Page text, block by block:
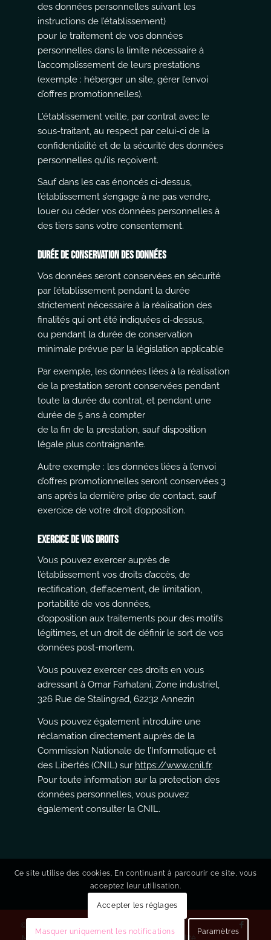
des données personnelles suivant les
instructions de l’établissement)
pour le traitement de vos données
personnelles dans la limite nécessaire à
l’accomplissement de leurs prestations
(exemple : héberger un site, gérer l’envoi
d’offres promotionnelles).
L’établissement veille, par contrat avec le
sous-traitant, au respect par celui-ci de la
confidentialité et de la sécurité des données
personnelles qu’ils reçoivent.
Sauf dans les cas énoncés ci-dessus,
l’établissement s’engage à ne pas vendre,
louer ou céder vos données personnelles à
des tiers sans votre consentement.
Durée de conservation des données
Vos données seront conservées en sécurité
par l’établissement pendant la durée
strictement nécessaire à la réalisation des
finalités qui ont été indiquées ci-dessus,
ou pendant la durée de conservation
minimale prévue par la législation applicable
Par exemple, les données liées à la réalisation
de la prestation seront conservées pendant
toute la durée du contrat, et pendant une
durée de 5 ans à compter
de la fin de la prestation, sauf disposition
légale plus contraignante.
Autre exemple : les données liées à l’envoi
d’offres promotionnelles seront conservées 3
ans après la dernière prise de contact, sauf
exercice de votre droit d’opposition.
Exercice de vos droits
Vous pouvez exercer auprès de
l’établissement vos droits d’accès, de
rectification, d’effacement, de limitation,
portabilité de vos données,
d’opposition aux traitements pour des motifs
légitimes, et un droit de définir le sort de vos
données post-mortem.
Vous pouvez exercer ces droits en vous
adressant à Omar Farhatani, Zone industriel,
326 Rue de Stalingrad, 62232 Annezin
Vous pouvez également introduire une
réclamation directement auprès de la
Commission Nationale de l’Informatique et
des Libertés (CNIL) sur https://www.cnil.fr.
Pour toute information sur la protection des
données personnelles, vous pouvez
également consulter la CNIL.
© 2021 I Omar Farhatani
Mentions légales
Politique de confidentialité
Ce site utilise des cookies. En continuant à parcourir ce site, vous
acceptez leur utilisation.
Accepter les réglages
Masquer uniquement les notifications Paramètres